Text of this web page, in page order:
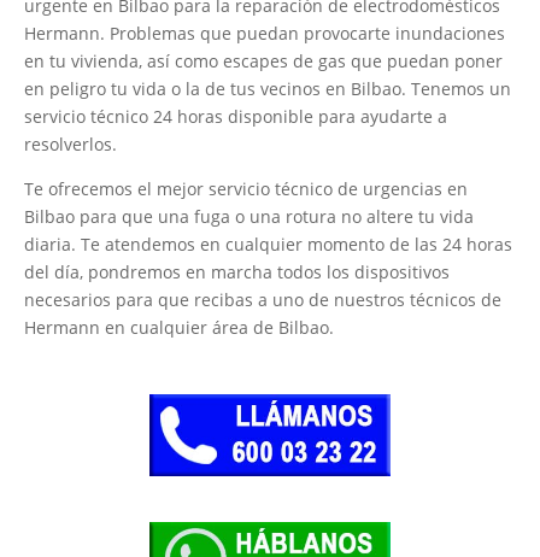
urgente en Bilbao para la reparación de electrodomésticos
Hermann. Problemas que puedan provocarte inundaciones
en tu vivienda, así como escapes de gas que puedan poner
en peligro tu vida o la de tus vecinos en Bilbao. Tenemos un
servicio técnico 24 horas disponible para ayudarte a
resolverlos.
Te ofrecemos el mejor servicio técnico de urgencias en
Bilbao para que una fuga o una rotura no altere tu vida
diaria. Te atendemos en cualquier momento de las 24 horas
del día, pondremos en marcha todos los dispositivos
necesarios para que recibas a uno de nuestros técnicos de
Hermann en cualquier área de Bilbao.